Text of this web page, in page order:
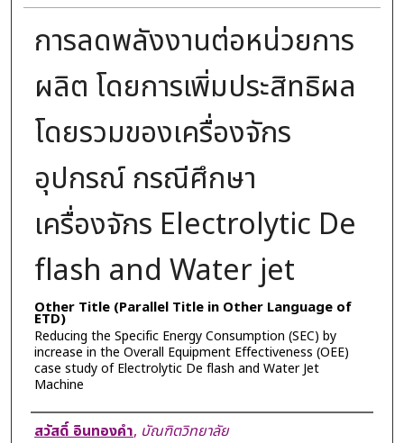
การลดพลังงานต่อหน่วยการ
ผลิต โดยการเพิ่มประสิทธิผล
โดยรวมของเครื่องจักร
อุปกรณ์ กรณีศึกษา
เครื่องจักร Electrolytic De
flash and Water jet
Other Title (Parallel Title in Other Language of
ETD)
Reducing the Specific Energy Consumption (SEC) by
increase in the Overall Equipment Effectiveness (OEE)
case study of Electrolytic De flash and Water Jet
Machine
Author
สวัสดิ์ อินทองคำ, บัณฑิตวิทยาลัย